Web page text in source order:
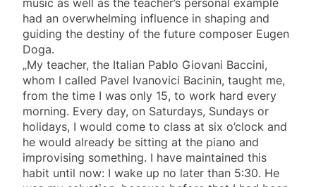
music as well as the teacher’s personal example
had an overwhelming influence in shaping and
guiding the destiny of the future composer Eugen
Doga.
„My teacher, the Italian Pablo Giovani Baccini,
whom I called Pavel Ivanovici Bacinin, taught me,
from the time I was only 15, to work hard every
morning. Every day, on Saturdays, Sundays or
holidays, I would come to class at six o’clock and
he would already be sitting at the piano and
improvising something. I have maintained this
habit until now: I wake up no later than 5:30. He